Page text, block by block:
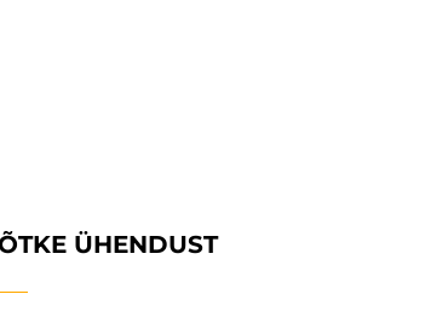
ÜHENDUST